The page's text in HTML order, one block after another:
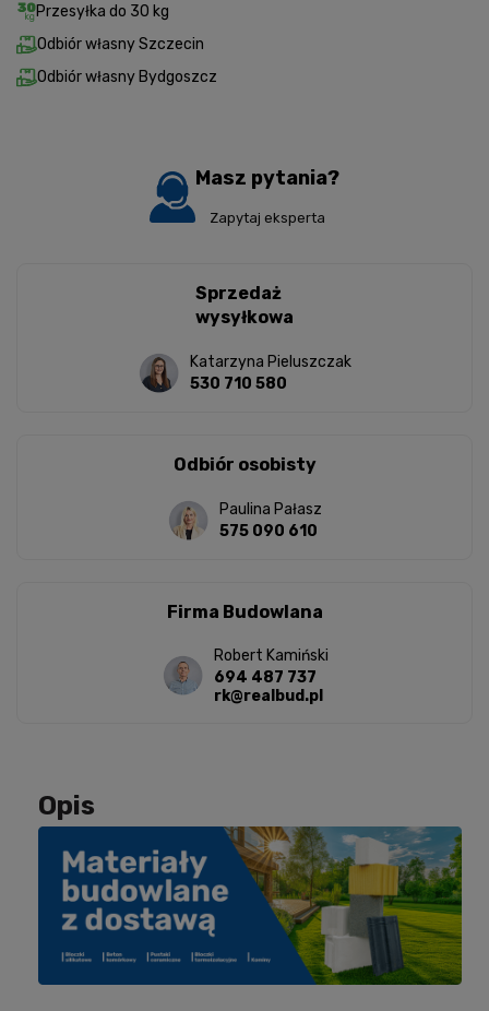
Przesyłka do 30 kg
Odbiór własny Szczecin
Odbiór własny Bydgoszcz
Masz pytania?
Zapytaj eksperta
Odbiór osobisty
Paulina Pałasz
575 090 610
Firma Budowlana
Robert Kamiński
694 487 737
rk@realbud.pl
Sprzedaż
wysyłkowa
Katarzyna Pieluszczak
530 710 580
Opis